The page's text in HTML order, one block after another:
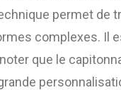
permet de
complexes. Il
que le